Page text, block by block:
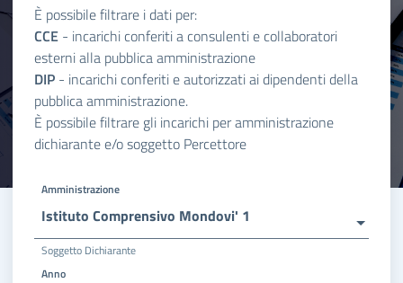
È possibile filtrare i dati per:
CCE - incarichi conferiti a consulenti e collaboratori
esterni alla pubblica amministrazione
DIP - incarichi conferiti e autorizzati ai dipendenti della
pubblica amministrazione.
È possibile filtrare gli incarichi per amministrazione
dichiarante e/o soggetto Percettore
Amministrazione
Istituto Comprensivo Mondovi' 1
Soggetto Dichiarante
Anno